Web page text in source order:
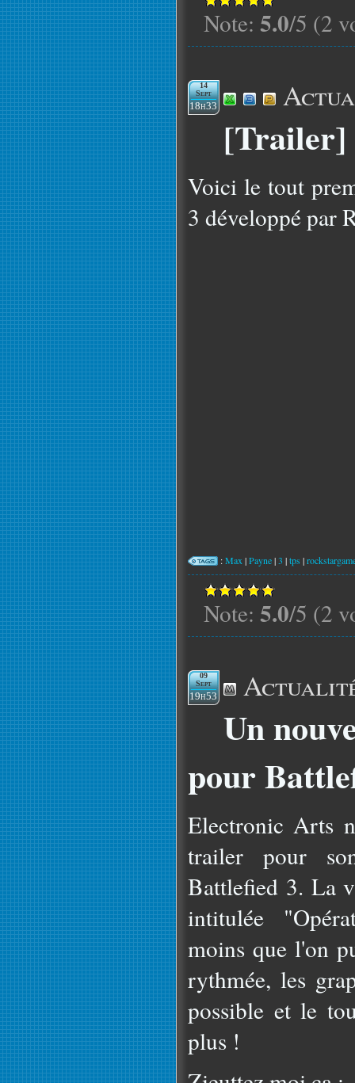
Note: 5.0/5 (2
14
Sept
18h33
[Trailer]
Voici le tout
3 développé par
:Max |Payne|3 |tps |
Note: 5.0/5 (2
09
Sept
19h53
Un
pour
Electronic Arts
trailer pour
Battlefied 3. La
intitulée
moins que l'on
rythmée, les
possible et le
plus !